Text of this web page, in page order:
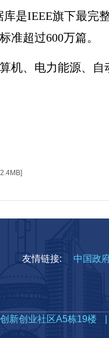
库是IEEE旗下最完
准超过600万篇。
机、电力能源、
友情链接: 中国政
新创业社区A5栋19楼